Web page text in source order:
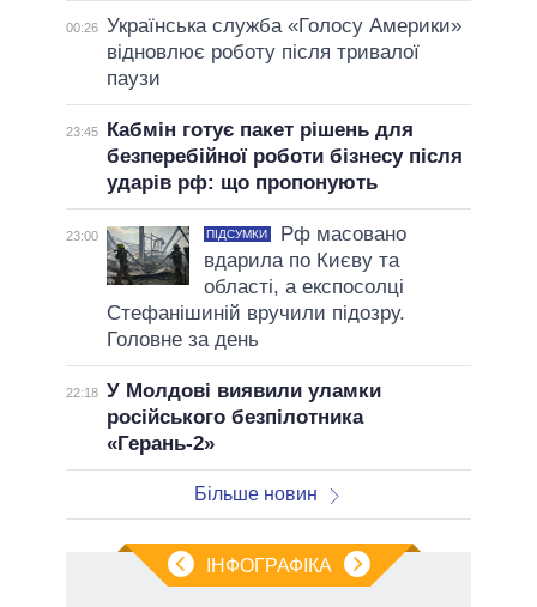
00:26 Українська служба «Голосу Америки»
відновлює роботу після тривалої
паузи
23:45
Кабмін готує пакет рішень для
безперебійної роботи бізнесу після
ударів рф: що пропонують
23:00 ПІДСУМКИ
Рф масовано
вдарила по Києву та
області, а експосолці
Стефанішиній вручили підозру.
Головне за день
22:18 У Молдові виявили уламки
російського безпілотника
«Герань-2»
Більше новин
ІНФОГРАФІКА